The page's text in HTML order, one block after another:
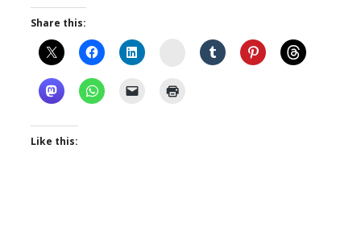
Share this:
Instagram
Like this: